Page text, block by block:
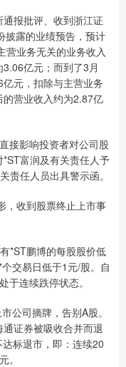
报批评、收到浙江证
披露的业绩预告，预计
业务无关的业务收入
亿元；而到了3月
元，扣除与主营业务
营业收入约为2.87亿
影响投资者对公司股
富润及有关责任人予
责任人员出具警示函。
收到股票终止上市事
*ST鹏博的每股股价低
交易日低于1元/股。自
连续跌停状态。
司摘牌，告别A股。
证券被吸收合并而退
标退市，即：连续20
。